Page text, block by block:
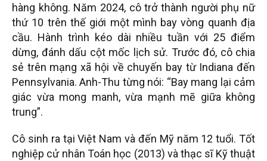
hàng không. Năm 2024, cô trở thành người phụ nữ
thứ 10 trên thế giới một mình bay vòng quanh địa
cầu. Hành trình kéo dài nhiều tuần với 25 điểm
dừng, đánh dấu cột mốc lịch sử. Trước đó, cô chia
sẻ trên mạng xã hội về chuyến bay từ Indiana đến
Pennsylvania. Anh-Thu từng nói: “Bay mang lại cảm
giác vừa mong manh, vừa mạnh mẽ giữa không
trung”.
Cô sinh ra tại Việt Nam và đến Mỹ năm 12 tuổi. Tốt
nghiệp cử nhân Toán học (2013) và thạc sĩ Kỹ thuật